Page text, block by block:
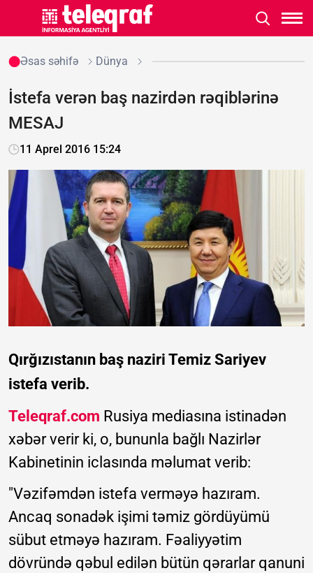
Əsas səhifə Dünya
İstefa verən baş nazirdən rəqiblərinə
MESAJ
11 Aprel 2016 15:24
Qırğızıstanın baş naziri Temiz Sariyev
istefa verib.
Teleqraf.com Rusiya mediasına istinadən
xəbər verir ki, o, bununla bağlı Nazirlər
Kabinetinin iclasında məlumat verib:
"Vəzifəmdən istefa verməyə hazıram.
Ancaq sonadək işimi təmiz gördüyümü
sübut etməyə hazıram. Fəaliyyətim
dövründə qəbul edilən bütün qərarlar qanuni